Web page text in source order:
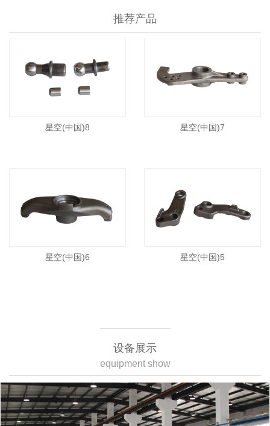
推荐产品
星空(中国)8 星空(中国)7
星空(中国)6 星空(中国)5
设备展示
equipment show